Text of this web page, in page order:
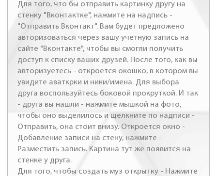
Для того, что бы отправить картинку другу на
стенку "Вконтактке", нажмите на надпись -
"Отправить Вконтакт". Вам будет предложено
авторизоваться через вашу учетную запись на
сайте "Вконтакте", чтобы вы смогли получить
доступ к списку ваших друзей. После того, как вы
авторизуетесь - откроется окошко, в котором вы
увидите аваткрки и ники/имена. Для выбора
друга воспользуйтесь боковой прокруткой. И так
- друга вы нашли - нажмите мышкой на фото,
чтобы оно выделилось и щелкните по надписи -
Отправить, она стоит внизу. Откроется окно -
Добавление записи на стену, нажмите -
Разместить запись. Картина тут же появится на
стенке у друга.
Для того, чтобы создать муз открытку - Нажмите